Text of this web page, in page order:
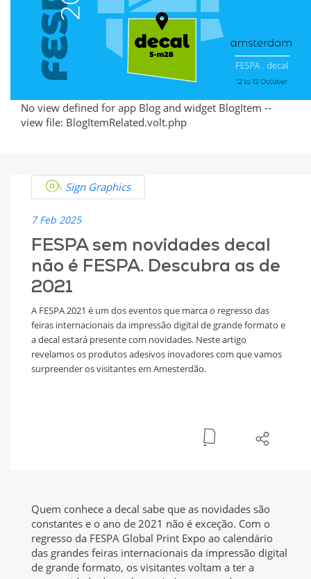
No view defined for app Blog and widget BlogItem --
view file: BlogItemRelated.volt.php
Sign Graphics
7 Feb 2025
FESPA sem novidades decal
não é FESPA. Descubra as de
2021
A FESPA 2021 é um dos eventos que marca o regresso das
feiras internacionais da impressão digital de grande formato e
a decal estará presente com novidades. Neste artigo
revelamos os produtos adesivos inovadores com que vamos
surpreender os visitantes em Amesterdão.
Quem conhece a decal sabe que as novidades são
constantes e o ano de 2021 não é exceção. Com o
regresso da FESPA Global Print Expo ao calendário
das grandes feiras internacionais da impressão digital
de grande formato, os visitantes voltam a ter a